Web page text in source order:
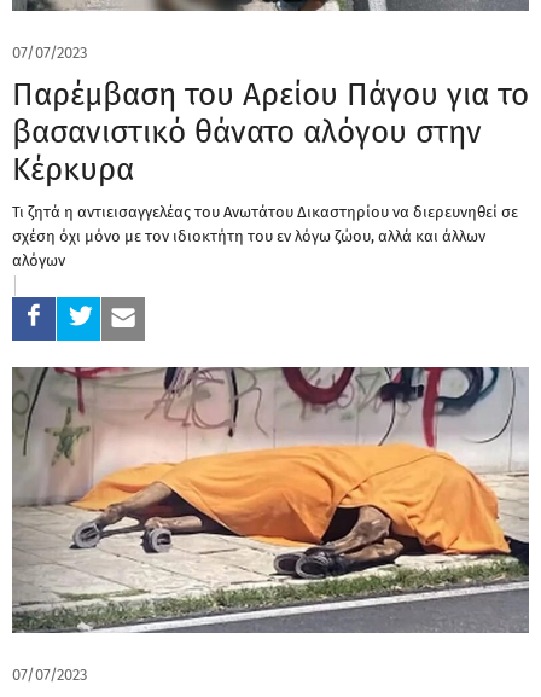
07/07/2023
Παρέμβαση του Αρείου Πάγου για το
βασανιστικό θάνατο αλόγου στην
Κέρκυρα
Τι ζητά η αντιεισαγγελέας του Ανωτάτου Δικαστηρίου να διερευνηθεί σε
σχέση όχι μόνο με τον ιδιοκτήτη του εν λόγω ζώου, αλλά και άλλων
αλόγων
07/07/2023